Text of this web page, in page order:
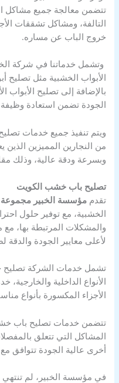
تتضمن معالجة جميع مشاكل
التالفة، ومشاكل تشققات
خروج الباب عن مساره.
وتشمل خدماتنا في شركة
الأبواب الخشبية مثل تصليح
بالإضافة إلى تصليح الأبواب
الجودة تضمن استعادة وظيفة
ويتم تنفيذ جميع خدمات
من النجارين المميزين الذين
وبسرعة ودقة عالية، وذلك
تصليح باب خشب الكويت
تقدممؤسسة الخبير مجموعة
الخشبية، مع توفير حلول
والمشكلات المرتبطة بها، مع
لأعلى معايير الجودة والدقة
تشمل خدمات الشركة تصليح
الأنواع الداخلية
الأجزاء المكسورة بأنواع
تتضمن خدمات تصليح باب
المشاكل التي تتعلق
أخرى عالية الجودة تتوافق
في مؤسسة الخبير، لم تنتهي